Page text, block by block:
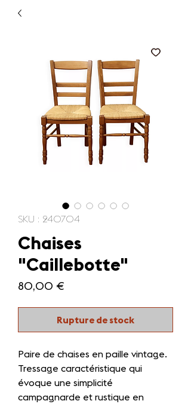
SKU : 240704
Chaises
"Caillebotte"
80,00 €
Rupture de stock
Paire de chaises en paille vintage.
Tressage caractéristique qui
évoque une simplicité
campagnarde et rustique en